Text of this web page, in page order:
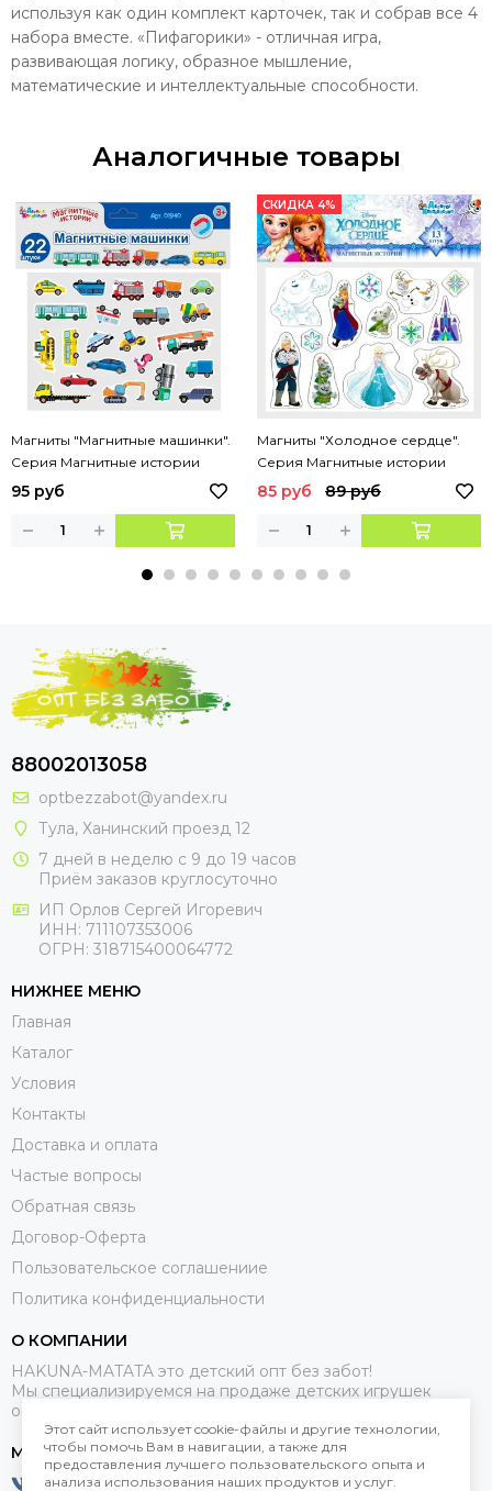
используя как один комплект карточек, так и собрав все 4
набора вместе. «Пифагорики» - отличная игра,
развивающая логику, образное мышление,
математические и интеллектуальные способности.
Аналогичные товары
Магниты "Магнитные машинки".
Серия Магнитные истории
(европодвес)
95 руб
СКИДКА 4%
Магниты "Холодное сердце".
Серия Магнитные истории
(европодвес, 4х20шт) Дисней
85 руб 89 руб
88002013058
optbezzabot@yandex.ru
Тула, Ханинский проезд 12
7 дней в неделю с 9 до 19 часов
Приём заказов круглосуточно
ИП Орлов Сергей Игоревич
ИНН: 711107353006
ОГРН: 318715400064772
НИЖНЕЕ МЕНЮ
Главная
Каталог
Условия
Контакты
Доставка и оплата
Частые вопросы
Обратная связь
Договор-Оферта
Пользовательское соглашениие
Политика конфиденциальности
О КОМПАНИИ
HAKUNA-MATATA это детский опт без забот!
Мы специализируемся на продаже детских игрушек
оптом.
МЕССЕНДЖЕРЫ
Этот сайт использует cookie-файлы и другие технологии,
чтобы помочь Вам в навигации, а также для
предоставления лучшего пользовательского опыта и
анализа использования наших продуктов и услуг.